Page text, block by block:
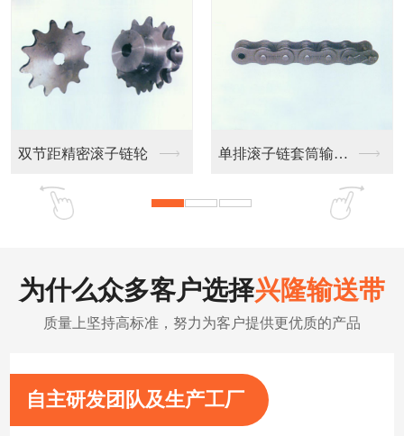
不锈钢链板输送带 扁丝输送网带
为什么众多客户选择兴隆输送带
质量上坚持高标准，努力为客户提供更优质的产品
自主研发团队及生产工厂